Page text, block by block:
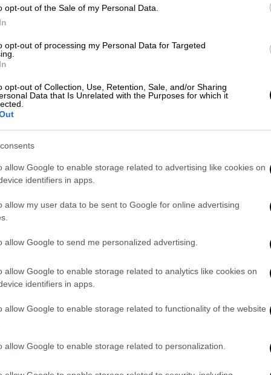
opt-out of the Sale of my Personal Data.
opt-out of processing my Personal Data for Targeted
opt-out of Collection, Use, Retention, Sale, and/or Sharing
Data that Is Unrelated with the Purposes for which it
allow Google to enable storage related to advertising like cookies on
identifiers in apps.
allow my user data to be sent to Google for online advertising
allow Google to send me personalized advertising.
allow Google to enable storage related to analytics like cookies on
identifiers in apps.
allow Google to enable storage related to functionality of the website
allow Google to enable storage related to personalization.
σύνολο των πολιτών, μακριά από
κυβερνητικά στελέχη.
κινήσεων που έχουν γίνει στο πεδίο της
θωράκισης της χώρας , με το βλέμμα
κοινό του κόμματος. Να σημειωθεί εδώ
πολιτικής έχει ασκηθεί σφοδρή
Σαμαρά, ο οποίος όπως φαίνεται
λένε πως αποτυπώνουν την
είναι δεδομένο πως δεν υπάρχει
δείχνουν πως ένα μεγάλο κομμάτι όσων
είχε ψηφίσει ΝΔ το 2023.
το κοινόθα τονίζεται όλο και πιο
η χώρα πρέπει να προχωρήσει
στο ταραγμένο παρελθόν
πως αντίπαλος δεν είναι τα
η αβεβαιότητα και η ακυβερνησία,
υπό αμφισβήτηση οι κατακτήσεις